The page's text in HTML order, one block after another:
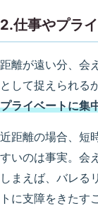
2.仕事やプラ
距離が遠い分、会
として捉えられる
プライベートに集
近距離の場合、短
すいのは事実。会
しまえば、バレる
トに支障をきたす